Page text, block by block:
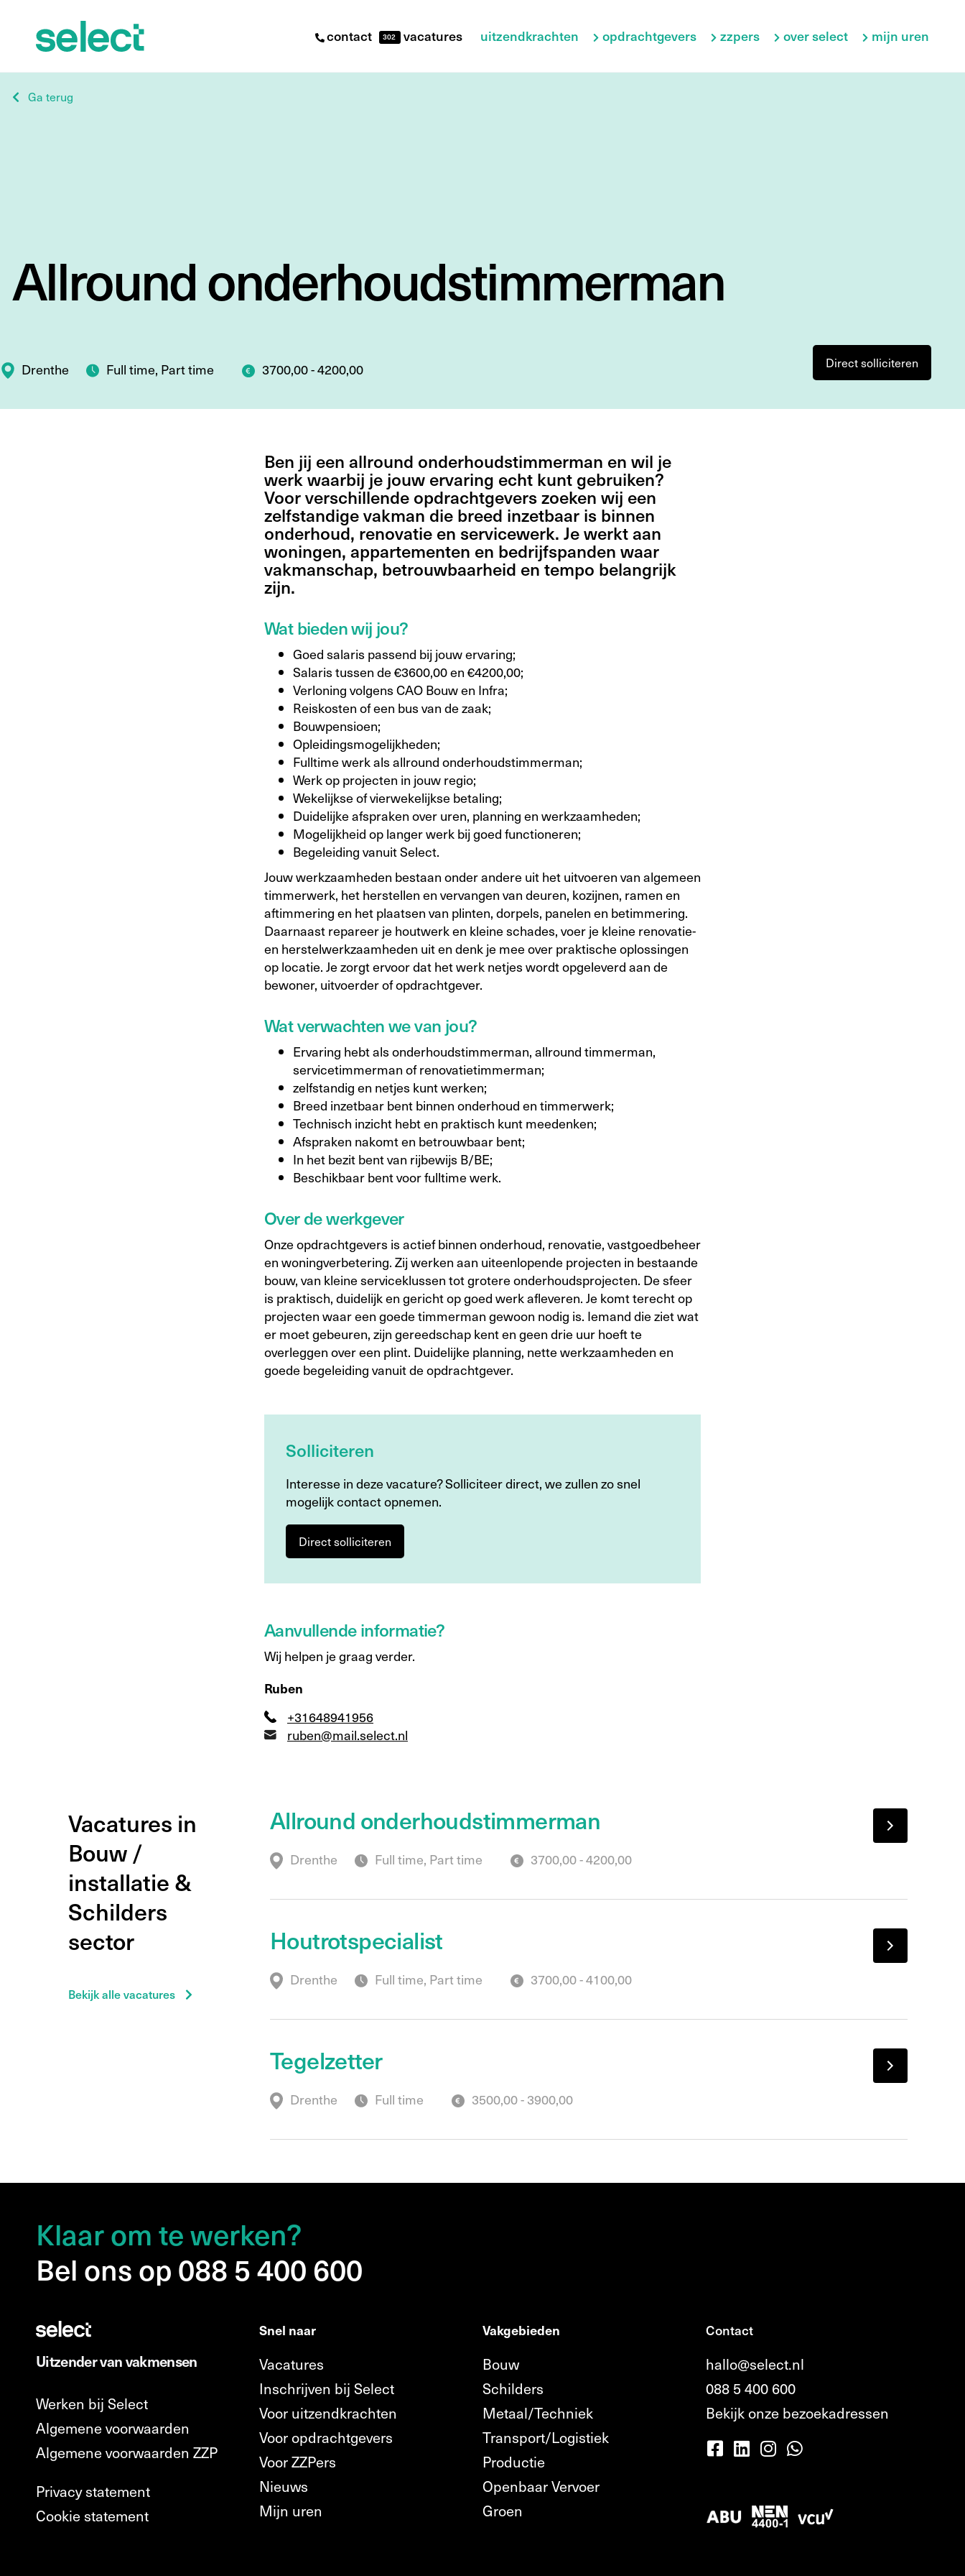
contact 302 vacatures uitzendkrachten opdrachtgevers zzpers over select mijn uren
Ga terug
Allround onderhoudstimmerman
Drenthe Full time, Part time 3700,00 - 4200,00 Direct solliciteren
Ben jij een allround onderhoudstimmerman en wil je
werk waarbij je jouw ervaring echt kunt gebruiken?
Voor verschillende opdrachtgevers zoeken wij een
zelfstandige vakman die breed inzetbaar is binnen
onderhoud, renovatie en servicewerk. Je werkt aan
woningen, appartementen en bedrijfspanden waar
vakmanschap, betrouwbaarheid en tempo belangrijk
zijn.
Wat bieden wij jou?
Goed salaris passend bij jouw ervaring;
Salaris tussen de €3600,00 en €4200,00;
Verloning volgens CAO Bouw en Infra;
Reiskosten of een bus van de zaak;
Bouwpensioen;
Opleidingsmogelijkheden;
Fulltime werk als allround onderhoudstimmerman;
Werk op projecten in jouw regio;
Wekelijkse of vierwekelijkse betaling;
Duidelijke afspraken over uren, planning en werkzaamheden;
Mogelijkheid op langer werk bij goed functioneren;
Begeleiding vanuit Select.
Jouw werkzaamheden bestaan onder andere uit het uitvoeren van algemeen
timmerwerk, het herstellen en vervangen van deuren, kozijnen, ramen en
aftimmering en het plaatsen van plinten, dorpels, panelen en betimmering.
Daarnaast repareer je houtwerk en kleine schades, voer je kleine renovatie-
en herstelwerkzaamheden uit en denk je mee over praktische oplossingen
op locatie. Je zorgt ervoor dat het werk netjes wordt opgeleverd aan de
bewoner, uitvoerder of opdrachtgever.
Wat verwachten we van jou?
Ervaring hebt als onderhoudstimmerman, allround timmerman,
servicetimmerman of renovatietimmerman;
zelfstandig en netjes kunt werken;
Breed inzetbaar bent binnen onderhoud en timmerwerk;
Technisch inzicht hebt en praktisch kunt meedenken;
Afspraken nakomt en betrouwbaar bent;
In het bezit bent van rijbewijs B/BE;
Beschikbaar bent voor fulltime werk.
Over de werkgever
Onze opdrachtgevers is actief binnen onderhoud, renovatie, vastgoedbeheer
en woningverbetering. Zij werken aan uiteenlopende projecten in bestaande
bouw, van kleine serviceklussen tot grotere onderhoudsprojecten. De sfeer
is praktisch, duidelijk en gericht op goed werk afleveren. Je komt terecht op
projecten waar een goede timmerman gewoon nodig is. Iemand die ziet wat
er moet gebeuren, zijn gereedschap kent en geen drie uur hoeft te
overleggen over een plint. Duidelijke planning, nette werkzaamheden en
goede begeleiding vanuit de opdrachtgever.
Solliciteren
Interesse in deze vacature? Solliciteer direct, we zullen zo snel
mogelijk contact opnemen.
Direct solliciteren
Aanvullende informatie?
Wij helpen je graag verder.
Ruben
+31648941956
ruben@mail.select.nl
Vacatures in
Bouw /
installatie &
Schilders
sector
Bekijk alle vacatures
Allround onderhoudstimmerman
Drenthe Full time, Part time 3700,00 - 4200,00
Houtrotspecialist
Drenthe Full time, Part time 3700,00 - 4100,00
Tegelzetter
Drenthe Full time 3500,00 - 3900,00
Klaar om te werken?
Bel ons op 088 5 400 600
Uitzender van vakmensen
Werken bij Select
Algemene voorwaarden
Algemene voorwaarden ZZP
Privacy statement
Cookie statement
Snel naar
Vacatures
Inschrijven bij Select
Voor uitzendkrachten
Voor opdrachtgevers
Voor ZZPers
Nieuws
Mijn uren
Vakgebieden
Bouw
Schilders
Metaal/Techniek
Transport/Logistiek
Productie
Openbaar Vervoer
Groen
Contact
hallo@select.nl
088 5 400 600
Bekijk onze bezoekadressen